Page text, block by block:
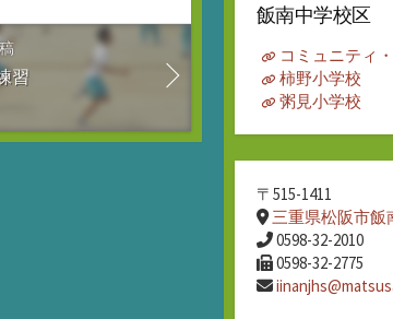
習
イ
飯南中学校区
コミュニティ
柿野小学校
粥見小学校
〒515-1411
三重県松阪市飯
0598-32-2010
0598-32-2775